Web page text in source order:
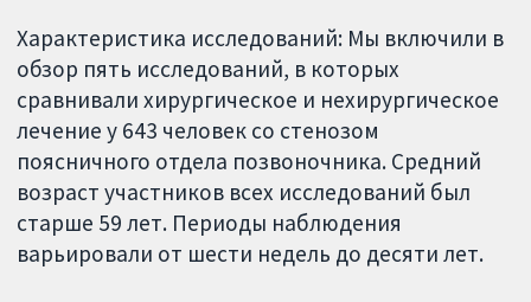
Характеристика исследований: Мы включили в
обзор пять исследований, в которых
сравнивали хирургическое и нехирургическое
лечение у 643 человек со стенозом
поясничного отдела позвоночника. Средний
возраст участников всех исследований был
старше 59 лет. Периоды наблюдения
варьировали от шести недель до десяти лет.